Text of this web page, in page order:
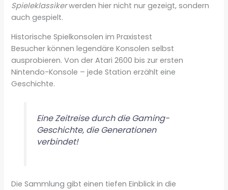
Spieleklassikerwerden hier nicht nur gezeigt, sondern
auch gespielt.
Historische Spielkonsolen im Praxistest
Besucher können legendäre Konsolen selbst
ausprobieren. Von der Atari 2600 bis zur ersten
Nintendo-Konsole – jede Station erzählt eine
Geschichte.
Eine Zeitreise durch die Gaming-
Geschichte, die Generationen
verbindet!
Die Sammlung gibt einen tiefen Einblick in die